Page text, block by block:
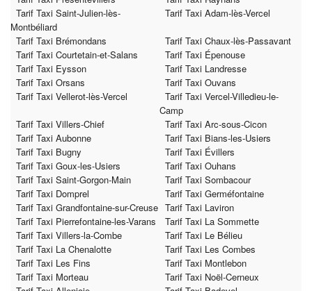
Tarif Taxi Saint-Julien-lès-
Montbéliard
Tarif Taxi Adam-lès-Vercel
Tarif Taxi Brémondans
Tarif Taxi Chaux-lès-Passavant
Tarif Taxi Courtetain-et-Salans
Tarif Taxi Épenouse
Tarif Taxi Eysson
Tarif Taxi Landresse
Tarif Taxi Orsans
Tarif Taxi Ouvans
Tarif Taxi Vellerot-lès-Vercel
Tarif Taxi Vercel-Villedieu-le-
Camp
Tarif Taxi Villers-Chief
Tarif Taxi Arc-sous-Cicon
Tarif Taxi Aubonne
Tarif Taxi Bians-les-Usiers
Tarif Taxi Bugny
Tarif Taxi Évillers
Tarif Taxi Goux-les-Usiers
Tarif Taxi Ouhans
Tarif Taxi Saint-Gorgon-Main
Tarif Taxi Sombacour
Tarif Taxi Domprel
Tarif Taxi Germéfontaine
Tarif Taxi Grandfontaine-sur-Creuse Tarif Taxi Laviron
Tarif Taxi Pierrefontaine-les-Varans
Tarif Taxi La Sommette
Tarif Taxi Villers-la-Combe
Tarif Taxi Le Bélieu
Tarif Taxi La Chenalotte
Tarif Taxi Les Combes
Tarif Taxi Les Fins
Tarif Taxi Montlebon
Tarif Taxi Morteau
Tarif Taxi Noël-Cerneux